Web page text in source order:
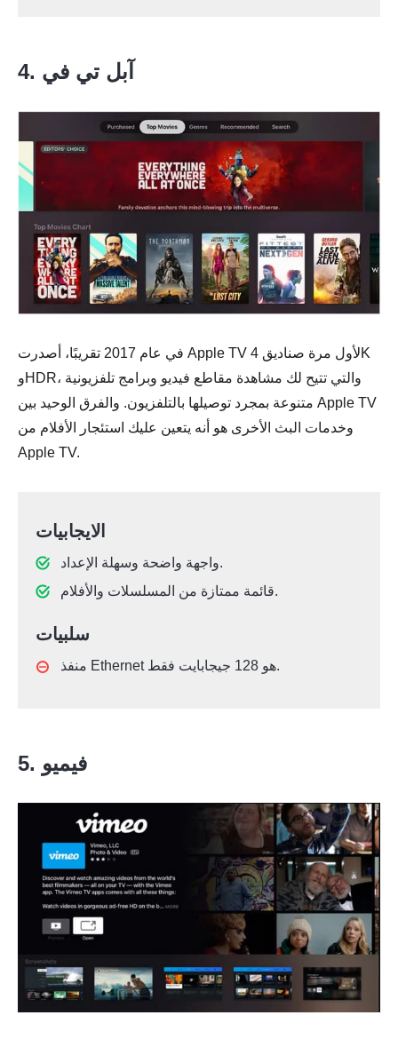
4. آبل تي في
في عام 2017 تقريبًا، أصدرت Apple TV لأول مرة صناديق 4K
وHDR، والتي تتيح لك مشاهدة مقاطع فيديو وبرامج تلفزيونية
متنوعة بمجرد توصيلها بالتلفزيون. والفرق الوحيد بين Apple TV
وخدمات البث الأخرى هو أنه يتعين عليك استئجار الأفلام من
Apple TV.
الايجابيات
واجهة واضحة وسهلة الإعداد.
قائمة ممتازة من المسلسلات والأفلام.
سلبيات
منفذ Ethernet هو 128 جيجابايت فقط.
5. فيميو